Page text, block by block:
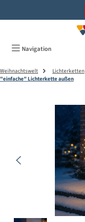
Navigation
Weihnachtswelt Lichterketten
"einfache" Lichterkette außen
Bildergalerie überspringen